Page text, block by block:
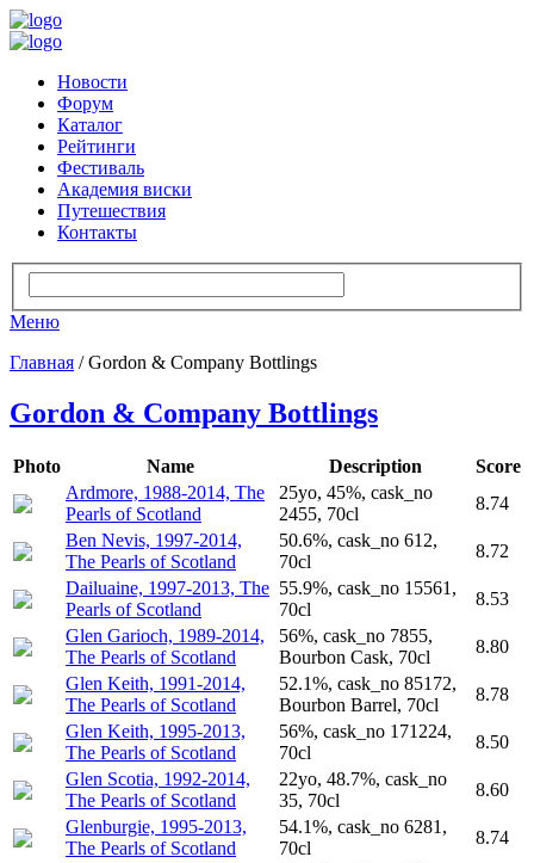
Новости
Форум
Каталог
Рейтинги
Фестиваль
Академия виски
Путешествия
Контакты
Меню
Главная / Gordon & Company Bottlings
Gordon & Company Bottlings
Photo Name Description
Score
Ardmore, 1988-2014, The
Pearls of Scotland
25yo, 45%, cask_no
2455, 70cl
8.74
Ben Nevis, 1997-2014,
The Pearls of Scotland
50.6%, cask_no 612,
70cl
8.72
Dailuaine, 1997-2013, The
Pearls of Scotland
55.9%, cask_no 15561,
70cl
8.53
Glen Garioch, 1989-2014,
The Pearls of Scotland
56%, cask_no 7855,
Bourbon Cask, 70cl
8.80
Glen Keith, 1991-2014,
The Pearls of Scotland
52.1%, cask_no 85172,
Bourbon Barrel, 70cl
8.78
Glen Keith, 1995-2013,
The Pearls of Scotland
56%, cask_no 171224,
70cl
8.50
Glen Scotia, 1992-2014,
The Pearls of Scotland
22yo, 48.7%, cask_no
35, 70cl
8.60
Glenburgie, 1995-2013,
The Pearls of Scotland
54.1%, cask_no 6281,
70cl
8.74